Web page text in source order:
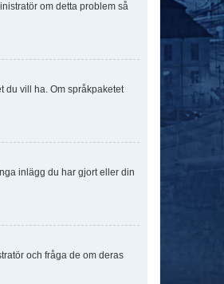
om detta problem så
du vill ha. Om språkpaketet
inlägg du har gjort eller din
och fråga de om deras